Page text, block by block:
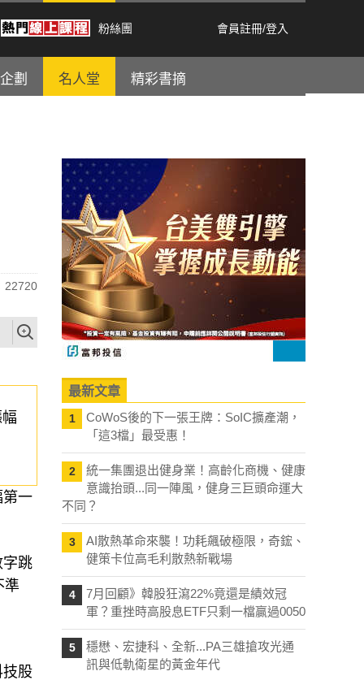
粉絲團 會員註冊/登入
劃 名人堂 精彩書摘
22720
第一
字跳
準
技股
最新文章
1
CoWoS後的下一張王牌：SoIC擴產潮，
「這3檔」最受惠！
2
統一集團退出健身業！高齡化商機、健康
意識抬頭...同一陣風，健身三巨頭命運大
不同？
3
AI散熱革命來襲！功耗飆破極限，奇鋐、
健策卡位高毛利散熱新戰場
4
7月回顧》韓股狂瀉22%竟還是績效冠
軍？重挫時高股息ETF只剩一檔贏過0050
5
穩懋、宏捷科、全新...PA三雄搶攻光通
訊與低軌衛星的黃金年代